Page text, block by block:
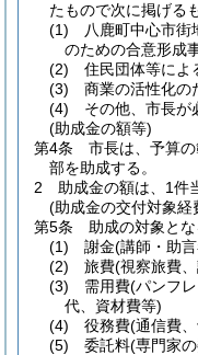
たもので次に掲げる
(1)
八鹿町中心市街
のための合意形成
(2)
住民団体等によ
(3)
商業の活性化の
(4)
その他、市長が
(助成金の額等)
第4条
市長は、予算
部を助成する。
2
助成金の額は、1件
(助成金の交付対象経
第5条
助成の対象と
(1)
謝金(講師・助
(2)
旅費(視察旅費
(3)
需用費(パンフ
代、資材費等)
(4)
役務費(通信費
(5)
委託料(専門家